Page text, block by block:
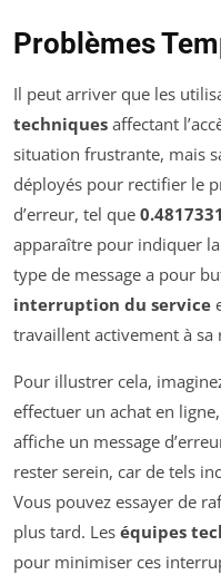
Problèmes
Il peut arriver que les
techniques affectant
situation frustrante, mais
déployés pour rectifier le
d’erreur, tel que
apparaître pour indiquer la
type de message a pour
interruption du service
travaillent activement à sa
Pour illustrer cela,
effectuer un achat en
affiche un message
rester serein, car de tels
Vous pouvez essayer de
plus tard. Les équipes
pour minimiser ces